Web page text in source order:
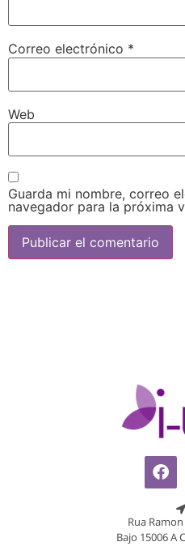
Correo electrónico *
Web
Guarda mi nombre, correo
navegador para la próxima
Rua
Bajo 15006 A